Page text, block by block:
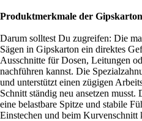
Produktmerkmale der
Darum solltest Du zugreifen: Die
Sägen in Gipskarton ein direktes
Ausschnitte für Dosen, Leitungen
nachführen kannst. Die
und unterstützt einen zügigen
Schnitt ständig neu ansetzen
eine belastbare Spitze und stabile
Einstechen und beim Kurvenschnitt